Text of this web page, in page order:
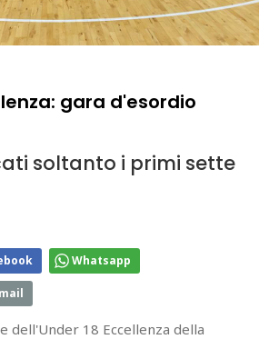
gara d'esordio
soltanto i primi sette
Whatsapp
dell'Under 18 Eccellenza della